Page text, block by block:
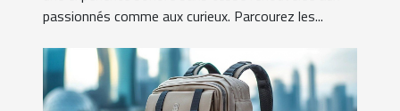
passionnés comme aux curieux. Parcourez les...